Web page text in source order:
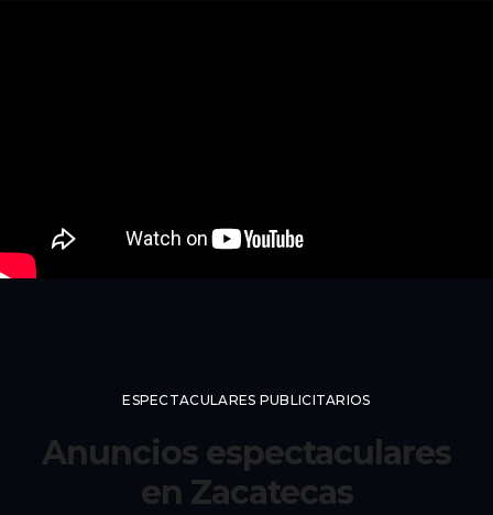
ESPECTACULARES PUBLICITARIOS
Anuncios espectaculares
en Zacatecas